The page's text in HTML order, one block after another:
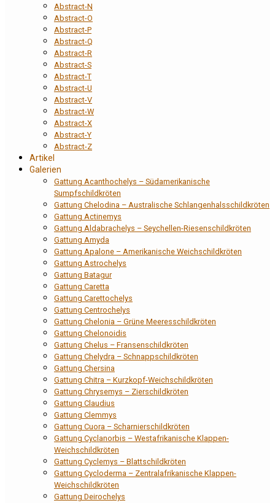
Abstract-N
Abstract-O
Abstract-P
Abstract-Q
Abstract-R
Abstract-S
Abstract-T
Abstract-U
Abstract-V
Abstract-W
Abstract-X
Abstract-Y
Abstract-Z
Artikel
Galerien
Gattung Acanthochelys – Südamerikanische
Sumpfschildkröten
Gattung Chelodina – Australische Schlangenhalsschildkröten
Gattung Actinemys
Gattung Aldabrachelys – Seychellen-Riesenschildkröten
Gattung Amyda
Gattung Apalone – Amerikanische Weichschildkröten
Gattung Astrochelys
Gattung Batagur
Gattung Caretta
Gattung Carettochelys
Gattung Centrochelys
Gattung Chelonia – Grüne Meeresschildkröten
Gattung Chelonoidis
Gattung Chelus – Fransenschildkröten
Gattung Chelydra – Schnappschildkröten
Gattung Chersina
Gattung Chitra – Kurzkopf-Weichschildkröten
Gattung Chrysemys – Zierschildkröten
Gattung Claudius
Gattung Clemmys
Gattung Cuora – Scharnierschildkröten
Gattung Cyclanorbis – Westafrikanische Klappen-
Weichschildkröten
Gattung Cyclemys – Blattschildkröten
Gattung Cycloderma – Zentralafrikanische Klappen-
Weichschildkröten
Gattung Deirochelys